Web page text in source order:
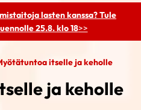
lasten kanssa? Tule
25.8. klo 18>>
itselle ja keholle
ja keholle